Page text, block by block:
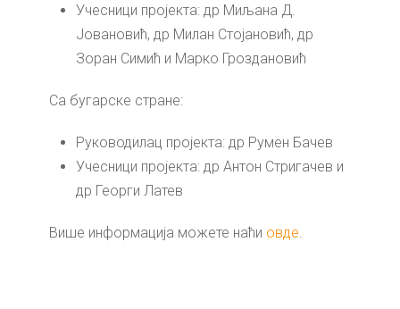
Учесници пројекта: др Миљана Д.
Јовановић, др Милан Стојановић, др
Зоран Симић и Марко Гроздановић
Са бугарске стране:
Руководилац пројекта: др Румен Бачев
Учесници пројекта: др Антон Стригачев и
др Георги Латев
Више информација можете наћи овде